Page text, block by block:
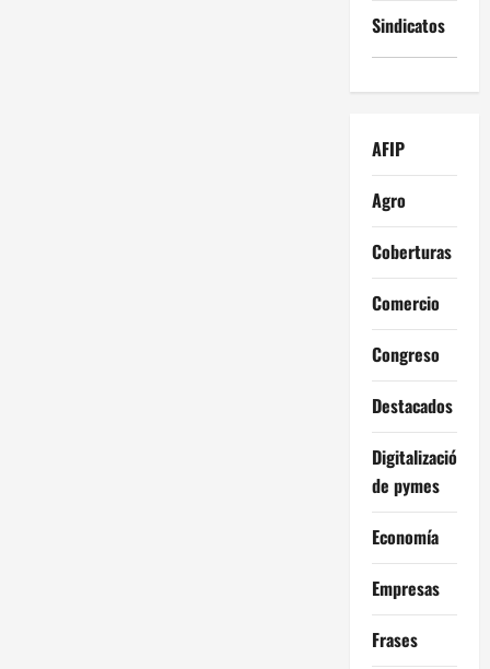
Sindicatos
AFIP
Agro
Coberturas
Comercio
Congreso
Destacados
Digitalización
de pymes
Economía
Empresas
Frases